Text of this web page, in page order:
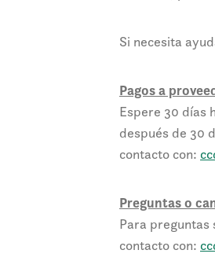
Si necesita
Pagos a
Espere 30 días
después de 30
contacto con:
Preguntas o
Para preguntas
contacto con: